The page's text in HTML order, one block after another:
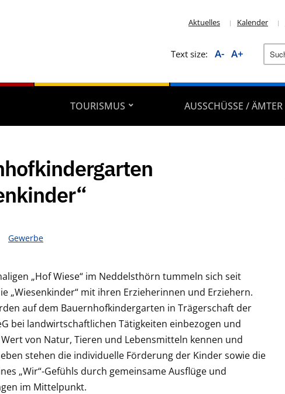
Aktuelles Kalender
Text size: A- A+
TOURISMUS AUSSCHÜSSE / ÄMTER
Gewerbe
„Hof Wiese“ im Neddelsthörn tummeln sich seit
„Wiesenkinder“ mit ihren Erzieherinnen und Erziehern.
auf dem Bauernhofkindergarten in Trägerschaft der
bei landwirtschaftlichen Tätigkeiten einbezogen und
von Natur, Tieren und Lebensmitteln kennen und
stehen die individuelle Förderung der Kinder sowie die
„Wir“-Gefühls durch gemeinsame Ausflüge und
im Mittelpunkt.